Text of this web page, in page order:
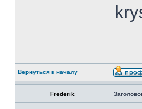
Вернуться к началу
Frederik